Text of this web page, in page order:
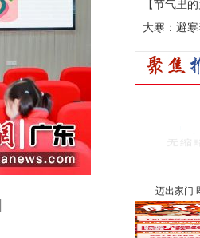
【节气里
大寒：避
迈出家门